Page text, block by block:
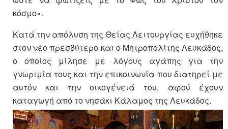
κόσμο».
Κατά την απόλυση της Θείας Λειτουργίας ευχήθηκε
στον νέο πρεσβύτερο και ο Μητροπολίτης Λευκάδος,
ο οποίος μίλησε με λόγους αγάπης για την
γνωριμία τους και την επικοινωνία που διατηρεί με
αυτόν και την οικογένειά του, αφού έχουν
καταγωγή από το νησάκι Κάλαμος της Λευκάδος.